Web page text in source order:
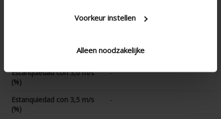
Voorkeur instellen
Alleen noodzakelijke
Estanquiedad con 2,0 m/s
-
Estanquiedad con 2,5 m/s
Estanquiedad con 3,0 m/s
(%)
-
Estanquiedad con 3,5 m/s
(%)
-